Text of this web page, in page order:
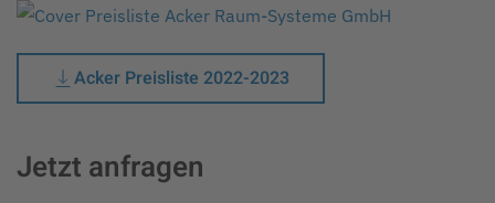
Acker Preisliste 2022-2023
Jetzt anfragen